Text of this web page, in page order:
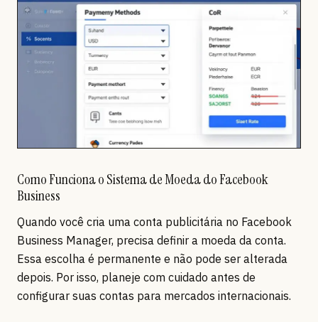
Como Funciona o Sistema de Moeda do Facebook
Business
Quando você cria uma conta publicitária no Facebook
Business Manager, precisa definir a moeda da conta.
Essa escolha é permanente e não pode ser alterada
depois. Por isso, planeje com cuidado antes de
configurar suas contas para mercados internacionais.